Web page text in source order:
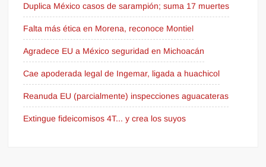
Duplica México casos de sarampión; suma 17 muertes
Falta más ética en Morena, reconoce Montiel
Agradece EU a México seguridad en Michoacán
Cae apoderada legal de Ingemar, ligada a huachicol
Reanuda EU (parcialmente) inspecciones aguacateras
Extingue fideicomisos 4T... y crea los suyos